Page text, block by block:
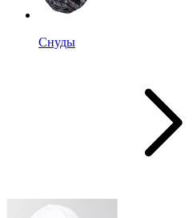
Снуды